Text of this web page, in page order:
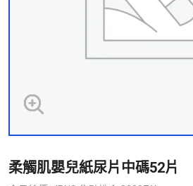
柔觸肌嬰兒紙尿片中碼52片